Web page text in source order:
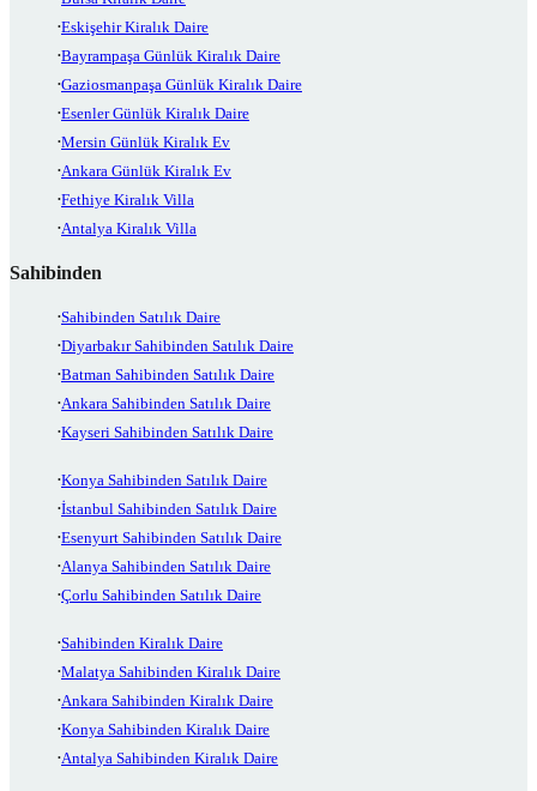
Eskişehir Kiralık Daire
Bayrampaşa Günlük Kiralık Daire
Gaziosmanpaşa Günlük Kiralık Daire
Esenler Günlük Kiralık Daire
Mersin Günlük Kiralık Ev
Ankara Günlük Kiralık Ev
Fethiye Kiralık Villa
Antalya Kiralık Villa
Sahibinden
Sahibinden Satılık Daire
Diyarbakır Sahibinden Satılık Daire
Batman Sahibinden Satılık Daire
Ankara Sahibinden Satılık Daire
Kayseri Sahibinden Satılık Daire
Konya Sahibinden Satılık Daire
İstanbul Sahibinden Satılık Daire
Esenyurt Sahibinden Satılık Daire
Alanya Sahibinden Satılık Daire
Çorlu Sahibinden Satılık Daire
Sahibinden Kiralık Daire
Malatya Sahibinden Kiralık Daire
Ankara Sahibinden Kiralık Daire
Konya Sahibinden Kiralık Daire
Antalya Sahibinden Kiralık Daire